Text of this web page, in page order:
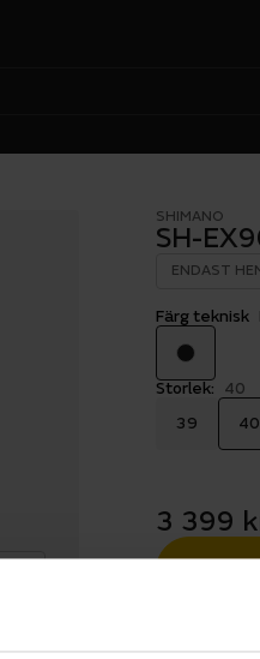
SHIMANO
SH-
ENDAST
Färg teknisk
Storlek: 40
39
40
3 399